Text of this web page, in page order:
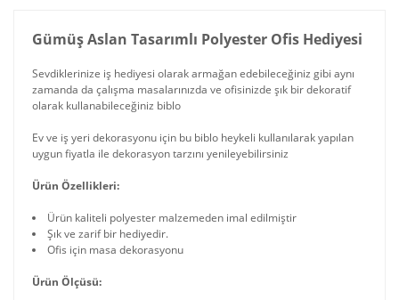
Gümüş Aslan Tasarımlı Polyester Ofis Hediyesi
Sevdiklerinize iş hediyesi olarak armağan edebileceğiniz gibi aynı
zamanda da çalışma masalarınızda ve ofisinizde şık bir dekoratif
olarak kullanabileceğiniz biblo
Ev ve iş yeri dekorasyonu için bu biblo heykeli kullanılarak yapılan
uygun fiyatla ile dekorasyon tarzını yenileyebilirsiniz
Ürün Özellikleri:
Ürün kaliteli polyester malzemeden imal edilmiştir
Şık ve zarif bir hediyedir.
Ofis için masa dekorasyonu
Ürün Ölçüsü: